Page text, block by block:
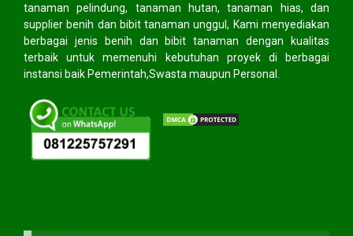
tanaman pelindung, tanaman hutan, tanaman hias, dan
supplier benih dan bibit tanaman unggul, Kami menyediakan
berbagai jenis benih dan bibit tanaman dengan kualitas
terbaik untuk memenuhi kebutuhan proyek di berbagai
instansi baik Pemerintah,Swasta maupun Personal.